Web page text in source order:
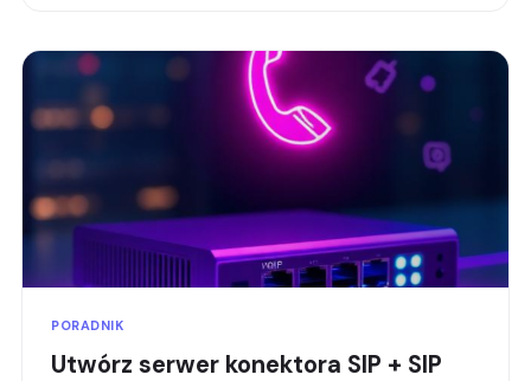
PORADNIK
Utwórz serwer konektora SIP + SIP